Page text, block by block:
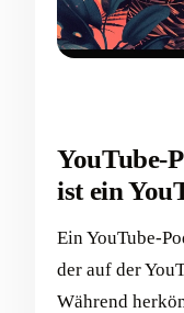
YouTube-
ist ein
Ein YouTube-
der auf der
Während